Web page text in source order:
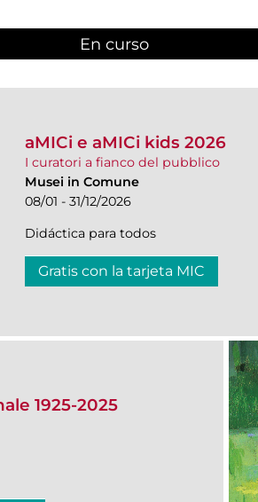
En curso
aMICi e aMICi kids 2026
I curatori a fianco del pubblico
Musei in Comune
08/01 - 31/12/2026
Didáctica para todos
Gratis con la tarjeta MIC
1925-2025